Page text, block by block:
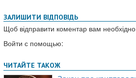
ЗАЛИШИТИ ВІДПОВІДЬ
Щоб відправити коментар вам необхідно
Войти с помощью: